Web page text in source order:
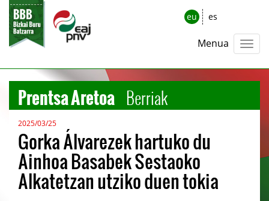
eu es
Menua
Prentsa Aretoa Berriak
2025/03/25
Gorka Álvarezek hartuko du
Ainhoa Basabek Sestaoko
Alkatetzan utziko duen tokia